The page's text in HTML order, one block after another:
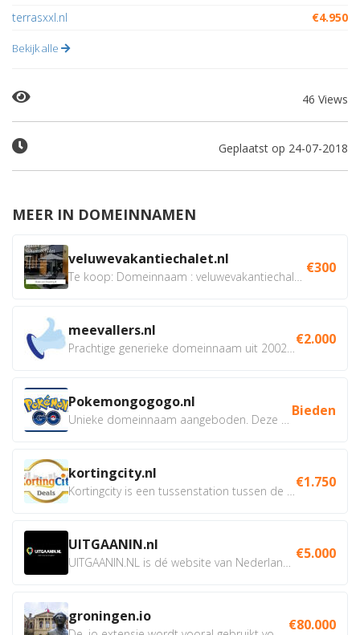
terrasxxl.nl
€4.950
Bekijk alle
46 Views
Geplaatst op 24-07-2018
MEER IN DOMEINNAMEN
veluwevakantiechalet.nl €300
meevallers.nl €2.000
Pokemongogogo.nl Bieden
kortingcity.nl €1.750
UITGAANIN.nl €5.000
groningen.io €80.000